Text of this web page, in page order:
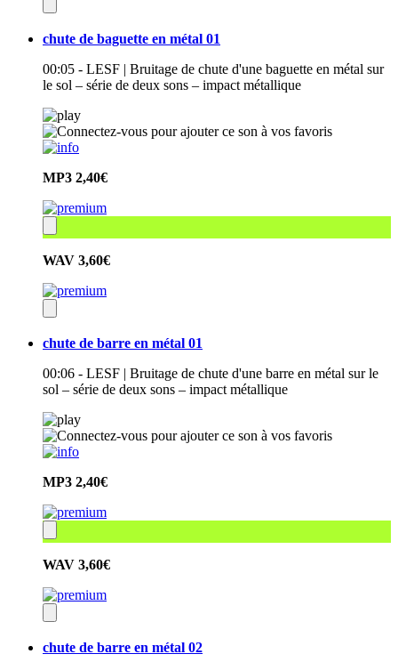
chute de baguette en métal 01
00:05 - LESF | Bruitage de chute d'une baguette en métal sur
le sol – série de deux sons – impact métallique
MP3 2,40€
WAV 3,60€
chute de barre en métal 01
00:06 - LESF | Bruitage de chute d'une barre en métal sur le
sol – série de deux sons – impact métallique
MP3 2,40€
WAV 3,60€
chute de barre en métal 02